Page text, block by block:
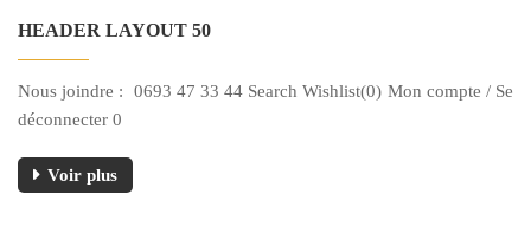
HEADER LAYOUT 50
Nous joindre : 0693 47 33 44 Search Wishlist(0) Mon compte / Se
déconnecter 0
Voir plus